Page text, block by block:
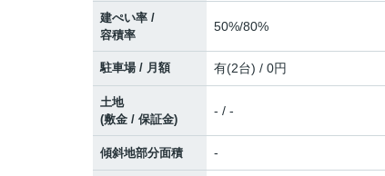
建ぺい率 /
容積率
50%/80%
駐車場 / 月額 有(2台) / 0円
土地
(敷金 / 保証金)
- / -
傾斜地部分面積 -